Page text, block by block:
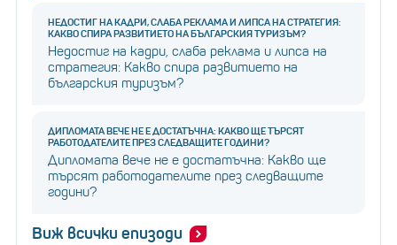
НЕДОСТИГ НА КАДРИ, СЛАБА РЕКЛАМА И ЛИПСА НА СТРАТЕГИЯ:
КАКВО СПИРА РАЗВИТИЕТО НА БЪЛГАРСКИЯ ТУРИЗЪМ?
Недостиг на кадри, слаба реклама и липса на
стратегия: Какво спира развитието на
българския туризъм?
ДИПЛОМАТА ВЕЧЕ НЕ Е ДОСТАТЪЧНА: КАКВО ЩЕ ТЪРСЯТ
РАБОТОДАТЕЛИТЕ ПРЕЗ СЛЕДВАЩИТЕ ГОДИНИ?
Дипломата вече не е достатъчна: Какво ще
търсят работодателите през следващите
години?
Виж всички епизоди